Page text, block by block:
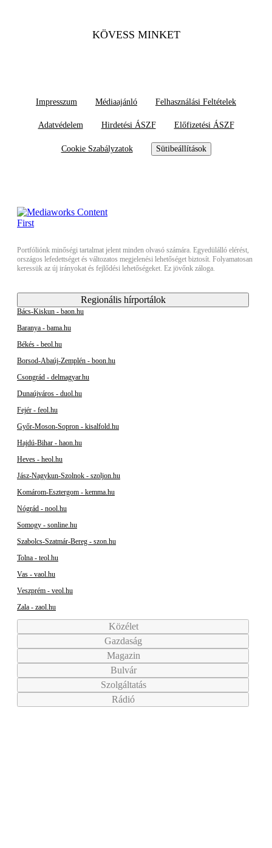
KÖVESS MINKET
Impresszum Médiaajánló Felhasználási Feltételek
Adatvédelem Hirdetési ÁSZF Előfizetési ÁSZF
Cookie Szabályzatok Sütibeállítások
Portfóliónk minőségi tartalmat jelent minden olvasó számára. Egyedülálló elérést,
országos lefedettséget és változatos megjelenési lehetőséget biztosít. Folyamatosan
keressük az új irányokat és fejlődési lehetőségeket. Ez jövőnk záloga.
Regionális hírportálok
Bács-Kiskun - baon.hu
Baranya - bama.hu
Békés - beol.hu
Borsod-Abaúj-Zemplén - boon.hu
Csongrád - delmagyar.hu
Dunaújváros - duol.hu
Fejér - feol.hu
Győr-Moson-Sopron - kisalfold.hu
Hajdú-Bihar - haon.hu
Heves - heol.hu
Jász-Nagykun-Szolnok - szoljon.hu
Komárom-Esztergom - kemma.hu
Nógrád - nool.hu
Somogy - sonline.hu
Szabolcs-Szatmár-Bereg - szon.hu
Tolna - teol.hu
Vas - vaol.hu
Veszprém - veol.hu
Zala - zaol.hu
Közélet
Gazdaság
Magazin
Bulvár
Szolgáltatás
Rádió